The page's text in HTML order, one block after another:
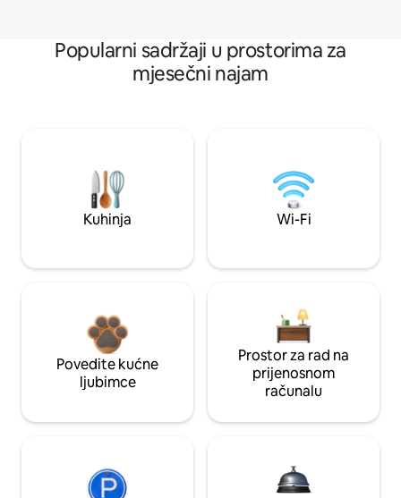
Popularni sadržaji u prostorima za
mjesečni najam
Kuhinja Wi-Fi
Povedite kućne
ljubimce
Prostor za rad na
prijenosnom
računalu